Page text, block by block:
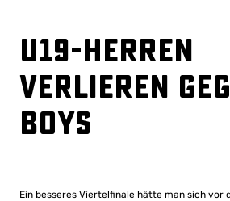
U19-Herren
verlieren
Boys
Ein besseres Viertelfinale hätte man sich vor